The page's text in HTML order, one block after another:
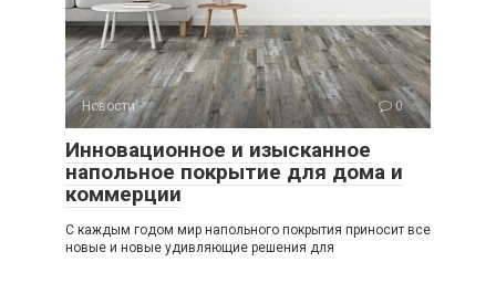
Новости 0
Инновационное и изысканное
напольное покрытие для дома и
коммерции
С каждым годом мир напольного покрытия приносит все
новые и новые удивляющие решения для